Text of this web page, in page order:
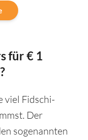
für € 1
viel Fidschi-
Der
sogenannten